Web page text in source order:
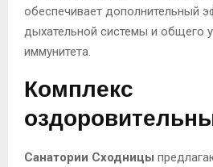
обеспечивает дополнительный
дыхательной системы и общего
иммунитета.
Комплекс
Санатории Сходницы